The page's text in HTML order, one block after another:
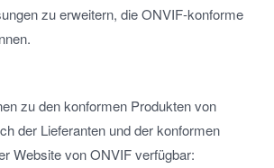
zu erweitern, die ONVIF-konforme
zu den konformen Produkten von
der Lieferanten und der konformen
Website von ONVIF verfügbar: